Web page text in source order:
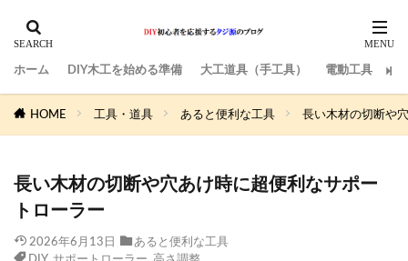
ホーム DIY木工を始める準備 大工道具（手工具） 電動工具 サ
HOME 工具・道具 あると便利な工具 長い木材の切断や
長い木材の切断や穴あけ時に超便利なサポー
トローラー
2026年6月13日
あると便利な工具